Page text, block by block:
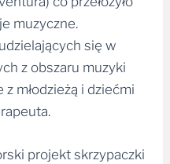
muzyczne.
się w
z obszaru muzyki
młodzieżą i dziećmi
projekt skrzypaczki